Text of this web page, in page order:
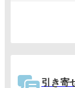
引き寄